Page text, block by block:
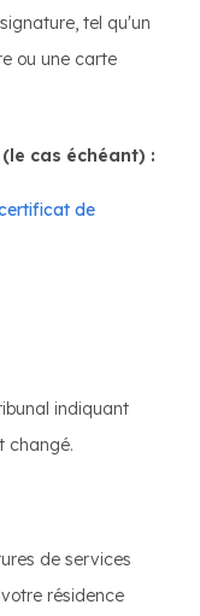
tel qu'un
ou une carte
cas échéant) :
de
indiquant
changé.
de services
résidence